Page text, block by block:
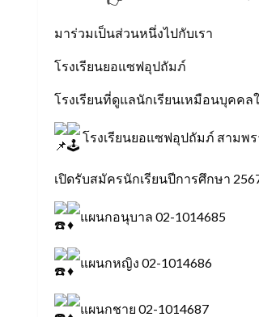
มาร่วมเป็นส่วนหนึ่งไปกับเรา
โรงเรียนยอแซฟอุปถัมภ์
โรงเรียนที่ดูแลนักเรียนเหมือนบุคคล
โรงเรียนยอแซฟอุปถัมภ์ สามพ
เปิดรับสมัครนักเรียนปีการศึกษา
แผนกอนุบาล 02-1014685
แผนกหญิง 02-1014686
แผนกชาย 02-1014687